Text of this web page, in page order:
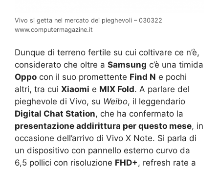
Vivo si getta nel mercato dei pieghevoli – 030322
www.computermagazine.it
Dunque di terreno fertile su cui coltivare ce n’è,
considerato che oltre a Samsung c’è una timida
Oppo con il suo promettente Find N e pochi
altri, tra cui Xiaomi e MIX Fold. A parlare del
pieghevole di Vivo, su Weibo, il leggendario
Digital Chat Station, che ha confermato la
presentazione addirittura per questo mese, in
occasione dell’arrivo di Vivo X Note. Si parla di
un dispositivo con pannello esterno curvo da
6,5 pollici con risoluzione FHD+, refresh rate a